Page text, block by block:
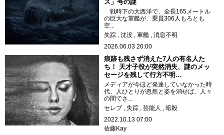
ス」号の謎
戦時下の大西洋で、全長165メートル
の巨大な軍艦が、乗員306人もろとも
空...
失踪
沈没 軍艦
消息不明
2026.06.03 20:00
痕跡も残さず消えた7人の有名人た
ち！ 天才子役が突然消失、謎のメッ
セージを残して行方不明…
メディアが今ほど発達していなかった時
代、人ひとりが忽然と姿を消せば、人々
の間でさ...
セレブ
失踪 芸能人
暗殺
2022.10.13 07:00
佐藤Kay